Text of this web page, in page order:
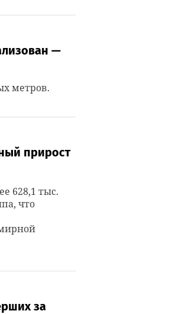
—
метров.
прирост
628,1 тыс.
что
за